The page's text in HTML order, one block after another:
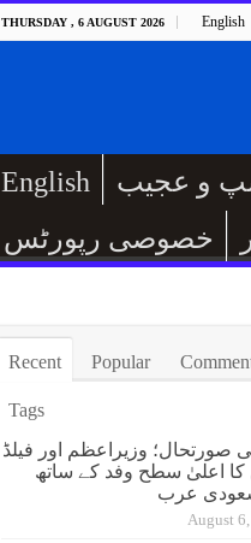
THURSDAY , 6 AUGUST 2026 English
English و عجیب
خصوصی رپورٹس
Recent Popular
Tags
صورتحال؛ وزیراعظم اور فیلڈ
اعلیٰ سطح وفد کے ساتھ
عرب
August